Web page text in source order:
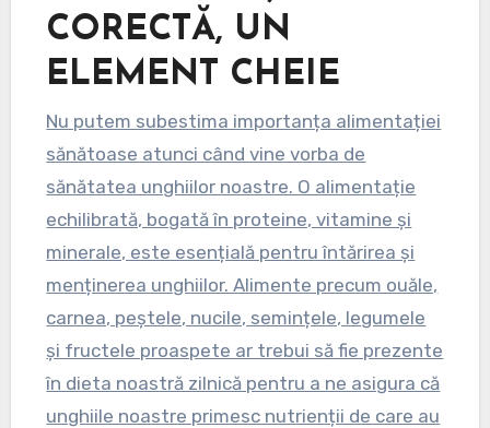
CORECTĂ, UN
ELEMENT CHEIE
Nu putem subestima importanța alimentației
sănătoase atunci când vine vorba de
sănătatea unghiilor noastre. O alimentație
echilibrată, bogată în proteine, vitamine și
minerale, este esențială pentru întărirea și
menținerea unghiilor. Alimente precum ouăle,
carnea, peștele, nucile, semințele, legumele
și fructele proaspete ar trebui să fie prezente
în dieta noastră zilnică pentru a ne asigura că
unghiile noastre primesc nutrienții de care au